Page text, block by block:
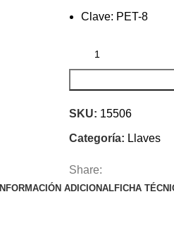
Clave: PET-8
SKU: 15506
Categoría: Llaves
Share:
INFORMACIÓN ADICIONALFICHA